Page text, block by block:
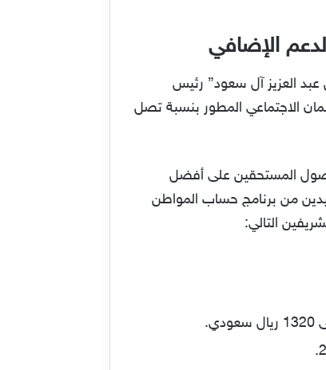
الإضافي
عبد العزيز آل سعود” رئيس
الاجتماعي المطور بنسبة تصل
المستحقين على أفضل
من برنامج حساب المواطن